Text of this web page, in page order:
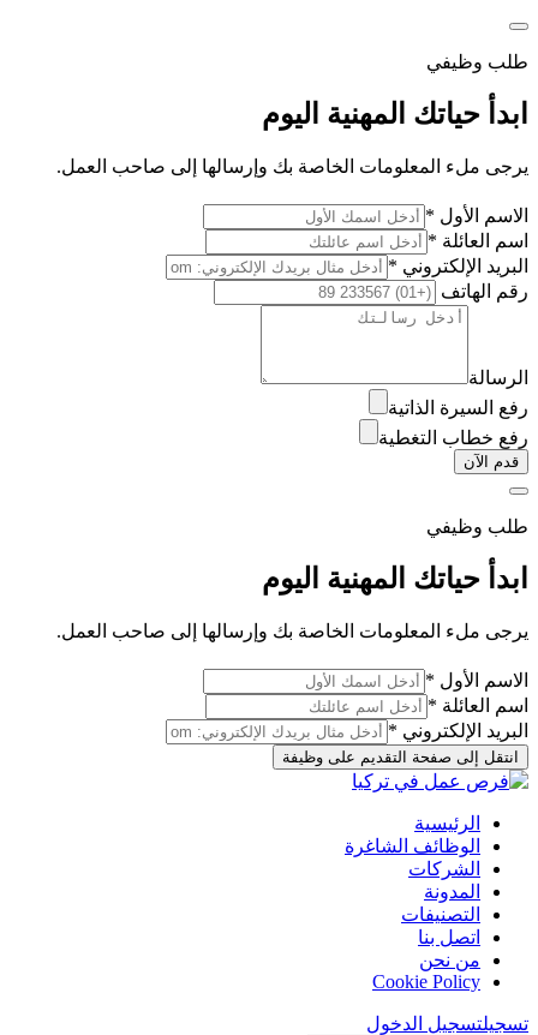
طلب وظيفي
ابدأ حياتك المهنية اليوم
يرجى ملء المعلومات الخاصة بك وإرسالها إلى صاحب العمل.
الاسم الأول *
اسم العائلة *
البريد الإلكتروني *
رقم الهاتف
الرسالة
رفع السيرة الذاتية
رفع خطاب التغطية
قدم الآن
طلب وظيفي
ابدأ حياتك المهنية اليوم
يرجى ملء المعلومات الخاصة بك وإرسالها إلى صاحب العمل.
الاسم الأول *
اسم العائلة *
البريد الإلكتروني *
انتقل إلى صفحة التقديم على وظيفة
الرئيسية
الوظائف الشاغرة
الشركات
المدونة
التصنيفات
اتصل بنا
من نحن
Cookie Policy
تسجيلتسجيل الدخول